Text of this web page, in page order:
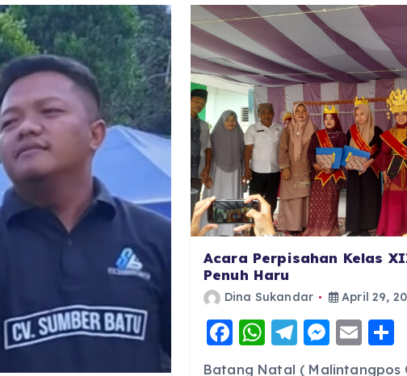
Acara Perpisahan Kelas
Penuh Haru
Dina Sukandar April 29,
F
W
h
T
el
M
e
E
Batang Natal ( Malintangpos